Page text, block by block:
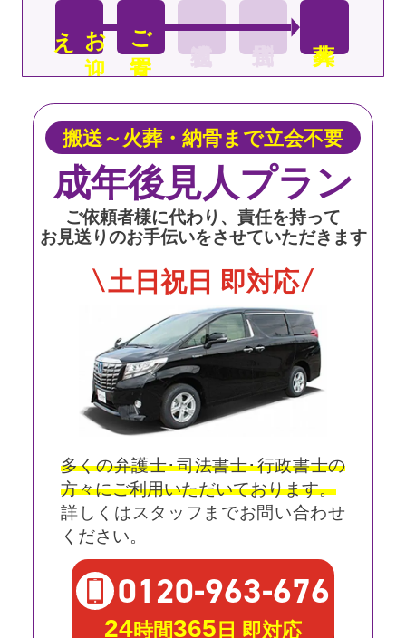
お
迎
え ご安置
搬送～火葬・納骨まで立会不要
成年後見人プラン
ご依頼者様に代わり、責任を持って
お見送りのお手伝いをさせていただきます
土日祝日 即対応
多くの弁護士･司法書士･行政書士の
方々にご利用いただいております。
詳しくはスタッフまでお問い合わせ
ください。
0120-963-676
24時間365 日 即対応